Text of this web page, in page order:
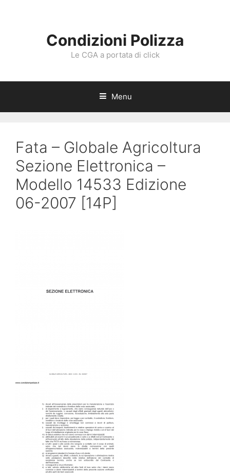
Condizioni Polizza
Le CGA a portata di click
Menu
Fata – Globale Agricoltura
Sezione Elettronica –
Modello 14533 Edizione
06-2007 [14P]